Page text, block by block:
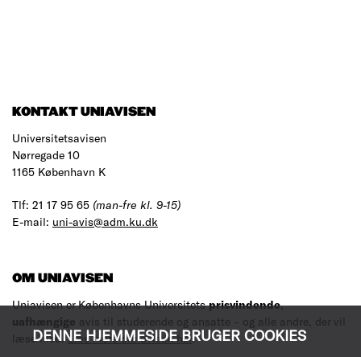
DENNE HJEMMESIDE BRUGER COOKIES
KONTAKT UNIAVISEN
Universitetsavisen
Nørregade 10
1165 København K
Tlf: 21 17 95 65 (man-fre kl. 9-15)
E-mail: uni-avis@adm.ku.dk
OM UNIAVISEN
Uniavisen er Københavns Universitetsprisvindende,
uafhængige avis til studerende og ansatte – og alle andre, der vil
læse med.Læs mere om avisen her.